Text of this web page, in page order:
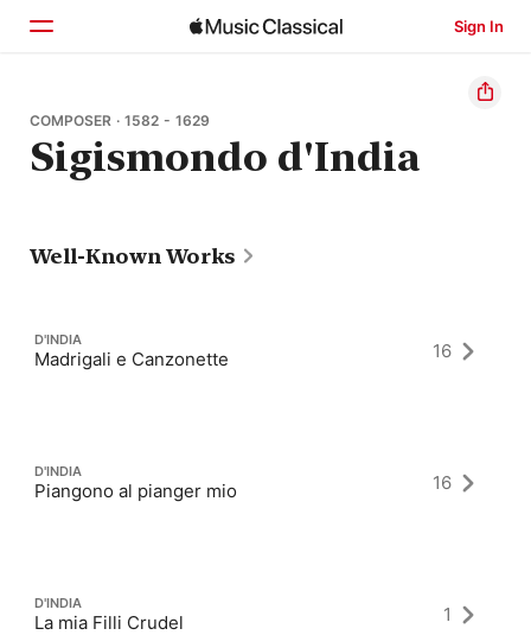
Sign In
Home
Browse
COMPOSER · 1582 - 1629
Sigismondo d'India
Well-Known Works
D'INDIA
Madrigali e Canzonette 16
D'INDIA
Piangono al pianger mio 16
D'INDIA
La mia Filli Crudel 1